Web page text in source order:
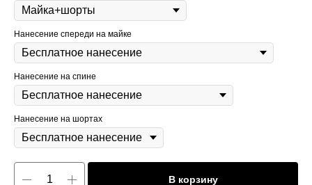
Нанесение спереди на майке
Нанесение на спине
Нанесение на шортах
В корзину